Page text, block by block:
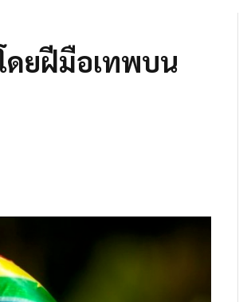
ดยฝีมือเทพบน